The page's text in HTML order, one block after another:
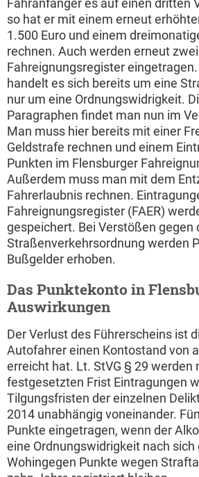
so hat er mit einem erneut
1.500 Euro und einem
rechnen. Auch werden erneut
Fahreignungsregister
handelt es sich bereits um eine
nur um eine Ordnungswidrigkeit.
Paragraphen findet man nun im
Man muss hier bereits mit einer
Geldstrafe rechnen und einem
Punkten im Flensburger
Außerdem muss man mit dem
Fahrerlaubnis rechnen.
Fahreignungsregister (FAER)
gespeichert. Bei Verstößen gegen
Straßenverkehrsordnung werden
Bußgelder erhoben.
Das Punktekonto in
Auswirkungen
Der Verlust des Führerscheins ist
Autofahrer einen Kontostand von
erreicht hat. Lt. StVG § 29 werden
festgesetzten Frist Eintragungen
Tilgungsfristen der einzelnen
2014 unabhängig voneinander.
Punkte eingetragen, wenn der
eine Ordnungswidrigkeit nach sich
Wohingegen Punkte wegen